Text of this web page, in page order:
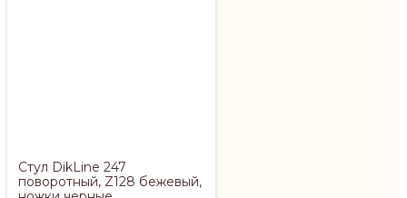
Стул DikLine 247
поворотный, Z128 бежевый,